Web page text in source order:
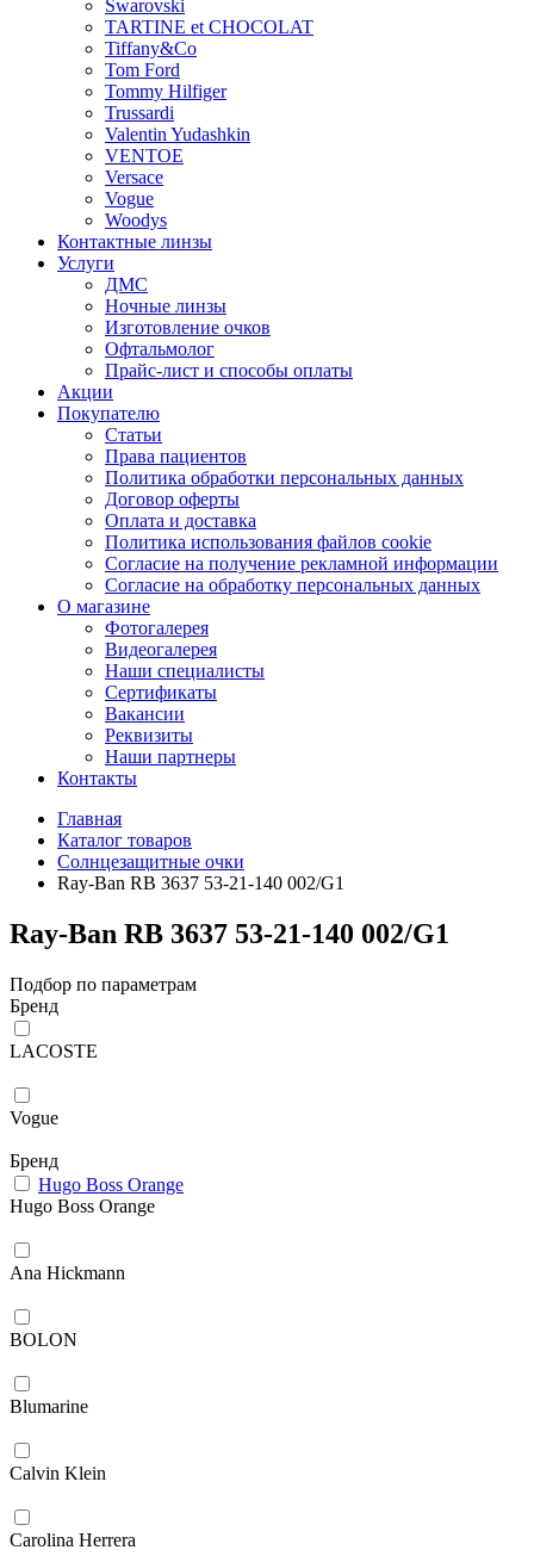
Swarovski
TARTINE et CHOCOLAT
Tiffany&Co
Tom Ford
Tommy Hilfiger
Trussardi
Valentin Yudashkin
VENTOE
Versace
Vogue
Woodys
Контактные линзы
Услуги
ДМС
Ночные линзы
Изготовление очков
Офтальмолог
Прайс-лист и способы оплаты
Акции
Покупателю
Статьи
Права пациентов
Политика обработки персональных данных
Договор оферты
Оплата и доставка
Политика использования файлов cookie
Согласие на получение рекламной информации
Согласие на обработку персональных данных
О магазине
Фотогалерея
Видеогалерея
Наши специалисты
Сертификаты
Вакансии
Реквизиты
Наши партнеры
Контакты
Главная
Каталог товаров
Солнцезащитные очки
Ray-Ban RB 3637 53-21-140 002/G1
Ray-Ban RB 3637 53-21-140 002/G1
Подбор по параметрам
Бренд
LACOSTE
Vogue
Бренд
Hugo Boss Orange
Hugo Boss Orange
Ana Hickmann
BOLON
Blumarine
Calvin Klein
Carolina Herrera